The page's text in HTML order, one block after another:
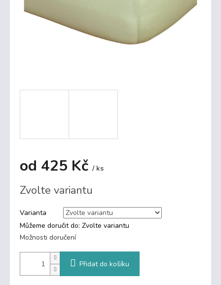
od 425 Kč / ks
cena:
Zvolte variantu
Varianta
Můžeme doručit do: Zvolte variantu
Možnosti doručení
Přidat do košíku